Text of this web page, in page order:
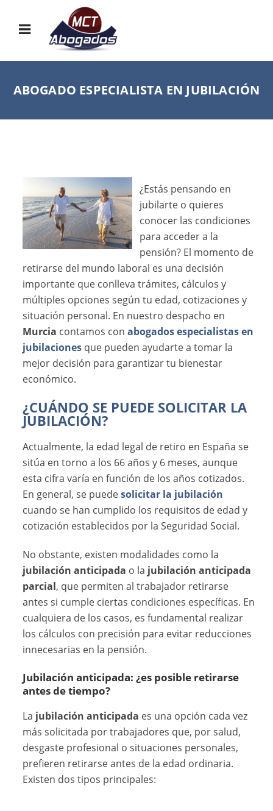
ABOGADO ESPECIALISTA EN JUBILACIÓN
¿Estás pensando en
jubilarte o quieres
conocer las condiciones
para acceder a la
pensión? El momento de
retirarse del mundo laboral es una decisión
importante que conlleva trámites, cálculos y
múltiples opciones según tu edad, cotizaciones y
situación personal. En nuestro despacho en
Murcia contamos conabogados especialistas en
jubilaciones que pueden ayudarte a tomar la
mejor decisión para garantizar tu bienestar
económico.
¿CUÁNDO SE PUEDE SOLICITAR LA
JUBILACIÓN?
Actualmente, la edad legal de retiro en España se
sitúa en torno a los 66 años y 6 meses, aunque
esta cifra varía en función de los años cotizados.
En general, se puedesolicitar la jubilación
cuando se han cumplido los requisitos de edad y
cotización establecidos por la Seguridad Social.
No obstante, existen modalidades como la
jubilación anticipada o la jubilación anticipada
parcial, que permiten al trabajador retirarse
antes si cumple ciertas condiciones específicas. En
cualquiera de los casos, es fundamental realizar
los cálculos con precisión para evitar reducciones
innecesarias en la pensión.
Jubilación anticipada: ¿es posible retirarse
antes de tiempo?
La jubilación anticipada es una opción cada vez
más solicitada por trabajadores que, por salud,
desgaste profesional o situaciones personales,
prefieren retirarse antes de la edad ordinaria.
Existen dos tipos principales: